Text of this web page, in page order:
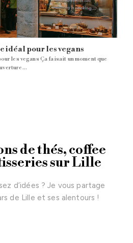
idéal pour les vegans
les vegans Ça faisait un moment que
de thés, coffee
sur Lille
d’idées ? Je vous partage
de Lille et ses alentours !